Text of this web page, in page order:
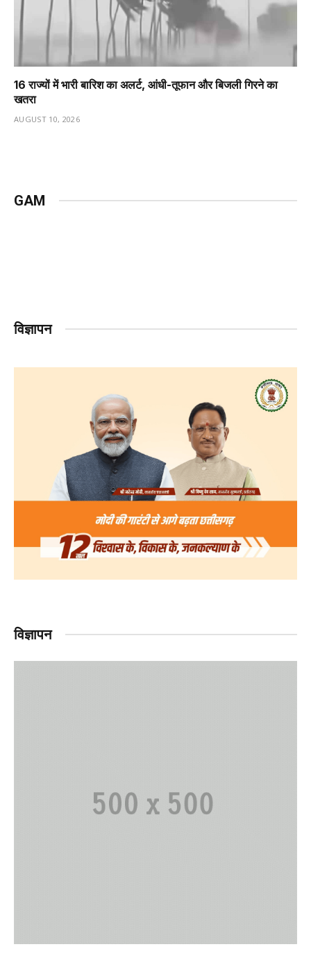
16 राज्यों में भारी बारिश का अलर्ट, आंधी-तूफान और बिजली गिरने का
खतरा
AUGUST 10, 2026
GAM
विज्ञापन
विज्ञापन